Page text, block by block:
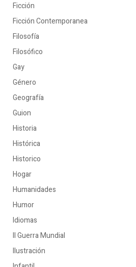
Ficción
Ficción Contemporanea
Filosofía
Filosófico
Gay
Género
Geografía
Guion
Historia
Histórica
Historico
Hogar
Humanidades
Humor
Idiomas
II Guerra Mundial
Ilustración